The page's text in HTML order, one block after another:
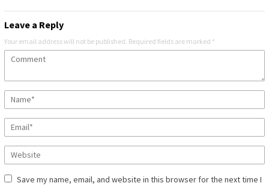
Leave a Reply
Your email address will not be published. Required fields are marked *
Save my name, email, and website in this browser for the next time I